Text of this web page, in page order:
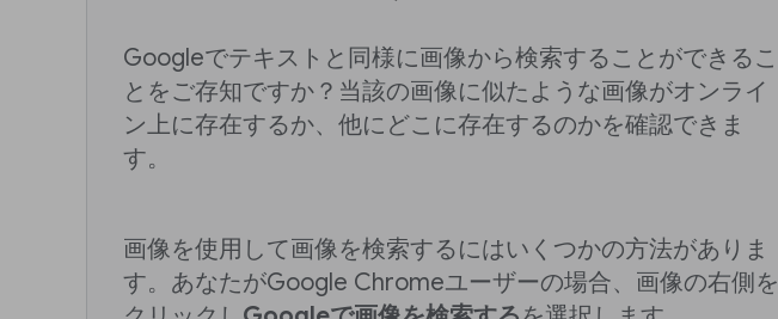
Googleでテキストと同様に画像から検索することができるこ
とをご存知ですか？当該の画像に似たような画像がオンライ
ン上に存在するか、他にどこに存在するのかを確認できま
す。
画像を使用して画像を検索するにはいくつかの方法がありま
す。あなたがGoogle Chromeユーザーの場合、画像の右側を